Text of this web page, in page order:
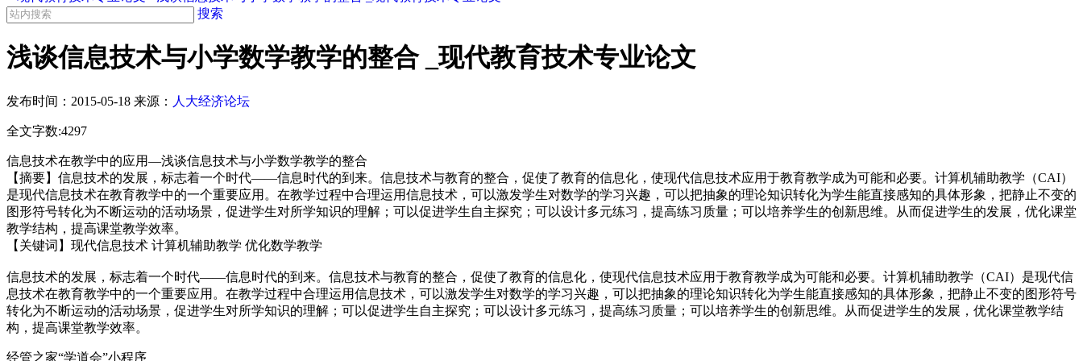
搜索
浅谈信息技术与小学数学教学的整合 _现代教育技术专业论文
发布时间： 2015-05-18 来源： 人大经济论坛
全文字数:4297
信息技术在教学中的应用―浅谈信息技术与小学数学教学的整合
【摘要】信息技术的发展，标志着一个时代——信息时代的到来。信息技术与教育的整合，促使了教育的信息化，使现代信息技术应用于教育教学成为可能和必要。计算机辅助教学（CAI）
是现代信息技术在教育教学中的一个重要应用。在教学过程中合理运用信息技术，可以激发学生对数学的学习兴趣，可以把抽象的理论知识转化为学生能直接感知的具体形象，把静止不变的
图形符号转化为不断运动的活动场景，促进学生对所学知识的理解；可以促进学生自主探究；可以设计多元练习，提高练习质量；可以培养学生的创新思维。从而促进学生的发展，优化课堂
教学结构，提高课堂教学效率。
【关键词】现代信息技术 计算机辅助教学 优化数学教学
信息技术的发展，标志着一个时代——信息时代的到来。信息技术与教育的整合，促使了教育的信息化，使现代信息技术应用于教育教学成为可能和必要。计算机辅助教学（CAI）是现代信
息技术在教育教学中的一个重要应用。在教学过程中合理运用信息技术，可以激发学生对数学的学习兴趣，可以把抽象的理论知识转化为学生能直接感知的具体形象，把静止不变的图形符号
转化为不断运动的活动场景，促进学生对所学知识的理解；可以促进学生自主探究；可以设计多元练习，提高练习质量；可以培养学生的创新思维。从而促进学生的发展，优化课堂教学结
构，提高课堂教学效率。
经管之家“学道会”小程序